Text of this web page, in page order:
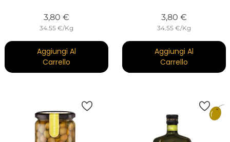
3,80 €Prezzo
34.55 €/Kg
Aggiungi Al
Carrello
3,80 €Prezzo
34.55 €/Kg
Aggiungi Al
Carrello